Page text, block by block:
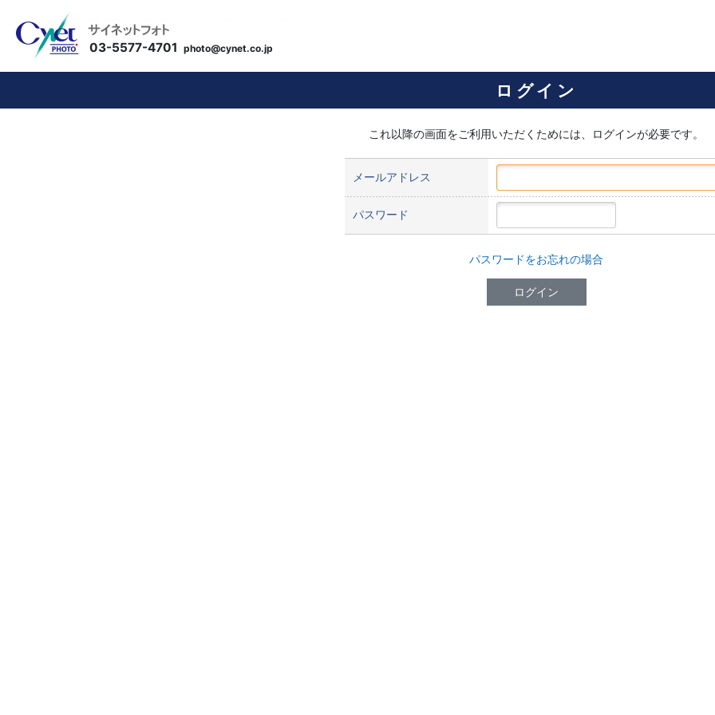
03-5577-4701 photo@cynet.co.jp
ログイン
これ以降の画面をご利用いただくためには、ログインが必要です。
メールアドレス
パスワード
パスワードをお忘れの場合
ログイン